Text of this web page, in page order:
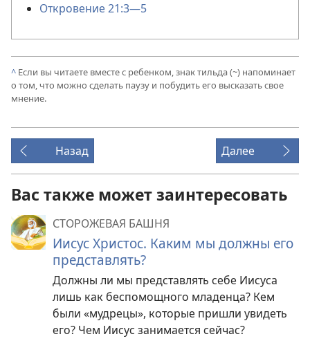
Откровение 21:3—5
^ Если вы читаете вместе с ребенком, знак тильда (~) напоминает
о том, что можно сделать паузу и побудить его высказать свое
мнение.
Назад Далее
Вас также может заинтересовать
СТОРОЖЕВАЯ БАШНЯ
Иисус Христос. Каким мы должны его
представлять?
Должны ли мы представлять себе Иисуса
лишь как беспомощного младенца? Кем
были «мудрецы», которые пришли увидеть
его? Чем Иисус занимается сейчас?